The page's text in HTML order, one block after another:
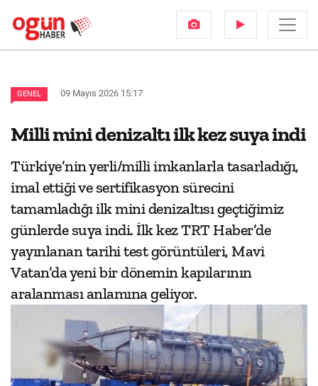
GENEL 09 Mayıs 2026 15:17
Milli mini denizaltı ilk kez suya indi
Türkiye’nin yerli/milli imkanlarla tasarladığı,
imal ettiği ve sertifikasyon sürecini
tamamladığı ilk mini denizaltısı geçtiğimiz
günlerde suya indi. İlk kez TRT Haber’de
yayınlanan tarihi test görüntüleri, Mavi
Vatan’da yeni bir dönemin kapılarının
aralanması anlamına geliyor.